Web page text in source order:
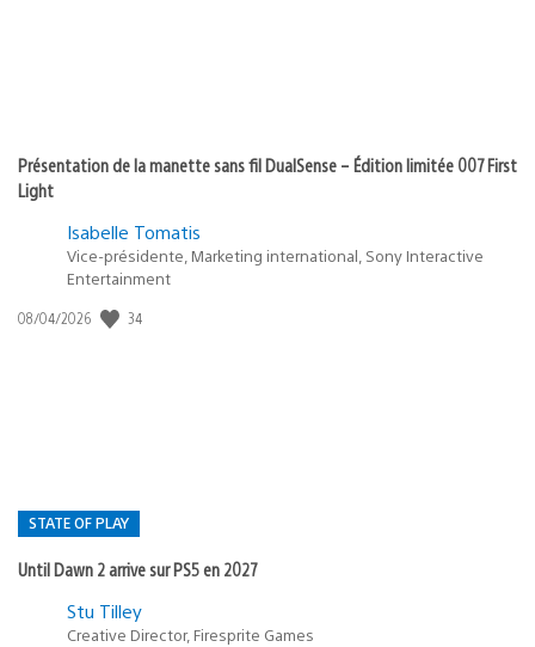
Présentation de la manette sans fil DualSense – Édition limitée 007 First
Light
Isabelle Tomatis
Vice-présidente, Marketing international, Sony Interactive
Entertainment
Date
08/04/2026 34
STATE OF PLAY
Until Dawn 2 arrive sur PS5 en 2027
PostéeStu Tilley
Creative Director, Firesprite Games